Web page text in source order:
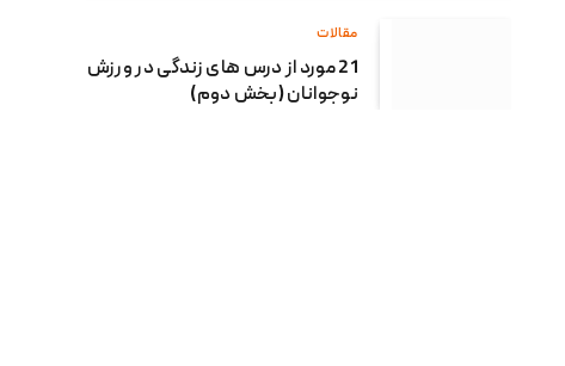
مقالات
21 مورد از درس های زندگی در ورزش
نوجوانان (بخش دوم)